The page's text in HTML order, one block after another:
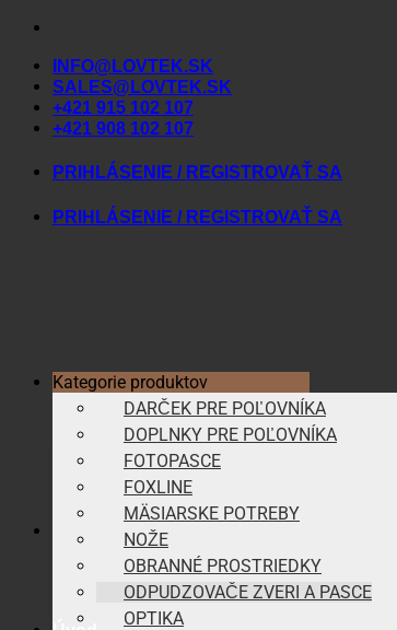
Skip
contentINFO@LOVTEK.SK
SALES@LOVTEK.SK
+421 915 102 107
+421 908 102 107
PRIHLÁSENIE / REGISTROVAŤ SA
PRIHLÁSENIE / REGISTROVAŤ SA
Kategorie produktov
DARČEK PRE POĽOVNÍKA
DOPLNKY PRE POĽOVNÍKA
FOTOPASCE
FOXLINE
MÄSIARSKE POTREBY
NOŽE
OBRANNÉ PROSTRIEDKY
ODPUDZOVAČE ZVERI A PASCE
OPTIKA